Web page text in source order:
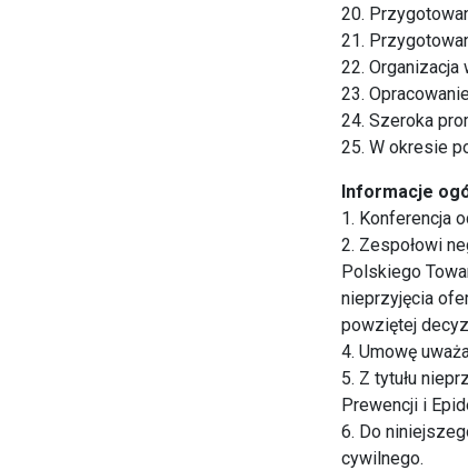
20.
21.
22. Organizacja
23.
24. Szeroka
25. W okresie
Informacje
1. Konferencja
2. Zespołowi
Polskiego
nieprzyjęcia
powziętej
4. Umowę
5. Z tytułu
Prewencji i
6. Do
cywilnego.